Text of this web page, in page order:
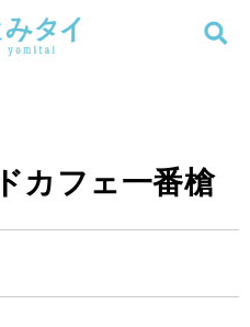
する
を閉じる
カフェ一番槍